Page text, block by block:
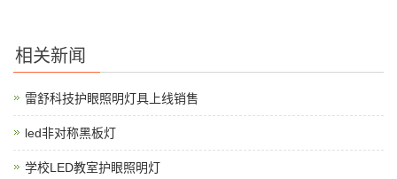
相关新闻
雷舒科技护眼照明灯具上线销售
led非对称黑板灯
学校LED教室护眼照明灯